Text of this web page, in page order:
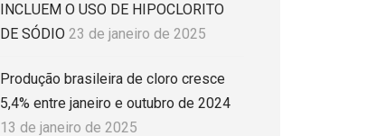
INCLUEM O USO DE HIPOCLORITO
DE SÓDIO 23 de janeiro de 2025
Produção brasileira de cloro cresce
5,4% entre janeiro e outubro de 2024
13 de janeiro de 2025